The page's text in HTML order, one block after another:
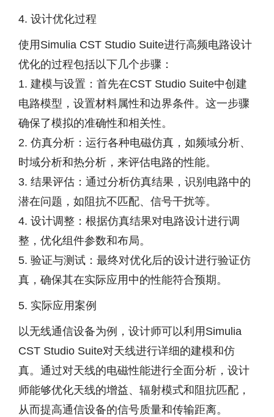
4. 设计优化过程
使用Simulia CST Studio Suite进行高频电路设计
优化的过程包括以下几个步骤：
1. 建模与设置：首先在CST Studio Suite中创建
电路模型，设置材料属性和边界条件。这一步骤
确保了模拟的准确性和相关性。
2. 仿真分析：运行各种电磁仿真，如频域分析、
时域分析和热分析，来评估电路的性能。
3. 结果评估：通过分析仿真结果，识别电路中的
潜在问题，如阻抗不匹配、信号干扰等。
4. 设计调整：根据仿真结果对电路设计进行调
整，优化组件参数和布局。
5. 验证与测试：最终对优化后的设计进行验证仿
真，确保其在实际应用中的性能符合预期。
5. 实际应用案例
以无线通信设备为例，设计师可以利用Simulia
CST Studio Suite对天线进行详细的建模和仿
真。通过对天线的电磁性能进行全面分析，设计
师能够优化天线的增益、辐射模式和阻抗匹配，
从而提高通信设备的信号质量和传输距离。